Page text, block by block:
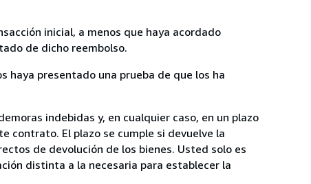
inicial, a menos que haya acordado
de dicho reembolso.
haya presentado una prueba de que los ha
indebidas y, en cualquier caso, en un plazo
contrato. El plazo se cumple si devuelve la
de devolución de los bienes. Usted solo es
distinta a la necesaria para establecer la